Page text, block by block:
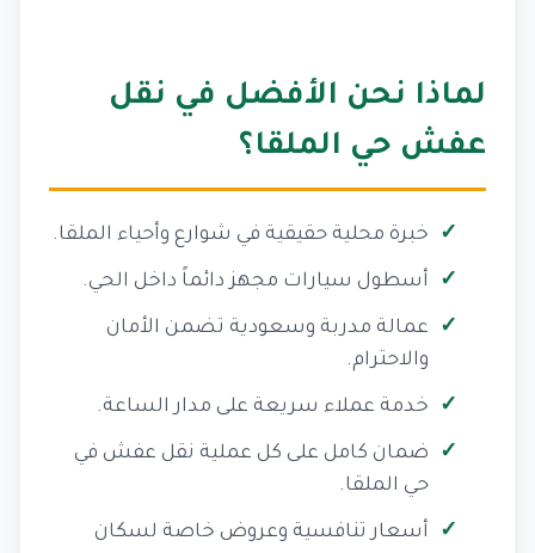
لماذا نحن الأفضل في نقل
عفش حي الملقا؟
خبرة محلية حقيقية في شوارع وأحياء الملقا.
أسطول سيارات مجهز دائماً داخل الحي.
عمالة مدربة وسعودية تضمن الأمان
والاحترام.
خدمة عملاء سريعة على مدار الساعة.
ضمان كامل على كل عملية نقل عفش في
حي الملقا.
أسعار تنافسية وعروض خاصة لسكان